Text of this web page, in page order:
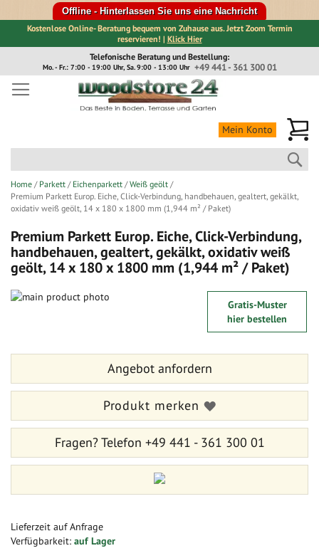
Offline - Hinterlassen Sie uns eine Nachricht
Kostenlose Online- Beratung bequem von Zuhause aus. Jetzt Zoom Termin
reservieren! | Klick Hier
Inhalt
Telefonische Beratung und Bestellung:
+49 441 - 361 300 01
Mo. - Fr.: 7:00 - 19:00 Uhr, Sa. 9:00 - 13:00 Uhr
Mein Konto
Home Parkett Eichenparkett
Weiß geölt
Premium Parkett Europ. Eiche, Click-Verbindung, handbehauen, gealtert, gekälkt,
oxidativ weiß geölt, 14 x 180 x 1800 mm (1,944 m² / Paket)
Premium Parkett Europ. Eiche, Click-Verbindung,
handbehauen, gealtert, gekälkt, oxidativ weiß
geölt, 14 x 180 x 1800 mm (1,944 m² / Paket)
Lieferzeit auf Anfrage
Verfügbarkeit: auf Lager
Gratis-Muster
hier bestellen
Zum
springen
Bildergalerie
Angebot anfordern
Produkt merken
Fragen?Telefon +49 441 - 361 300 01